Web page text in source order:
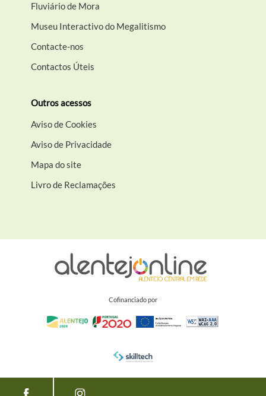
Fluviário de Mora
Museu Interactivo do Megalitismo
Contacte-nos
Contactos Úteis
Outros acessos
Aviso de Cookies
Aviso de Privacidade
Mapa do site
Livro de Reclamações
Cofinanciado por